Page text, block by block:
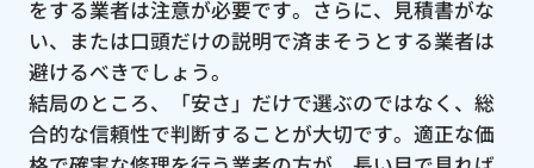
をする業者は注意が必要です。さらに、見積書がな
い、または口頭だけの説明で済まそうとする業者は
避けるべきでしょう。
結局のところ、「安さ」だけで選ぶのではなく、総
合的な信頼性で判断することが大切です。適正な価